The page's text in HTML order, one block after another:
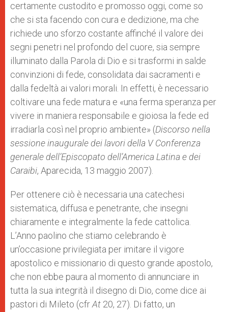
certamente custodito e promosso oggi, come so
che si sta facendo con cura e dedizione, ma che
richiede uno sforzo costante affinché il valore dei
segni penetri nel profondo del cuore, sia sempre
illuminato dalla Parola di Dio e si trasformi in salde
convinzioni di fede, consolidata dai sacramenti e
dalla fedeltà ai valori morali. In effetti, è necessario
coltivare una fede matura e «una ferma speranza per
vivere in maniera responsabile e gioiosa la fede ed
irradiarla così nel proprio ambiente» (Discorso nella
sessione inaugurale dei lavori della V Conferenza
generale dell’Episcopato dell’America Latina e dei
Caraibi, Aparecida, 13 maggio 2007).
Per ottenere ciò è necessaria una catechesi
sistematica, diffusa e penetrante, che insegni
chiaramente e integralmente la fede cattolica.
L’Anno paolino che stiamo celebrando è
un’occasione privilegiata per imitare il vigore
apostolico e missionario di questo grande apostolo,
che non ebbe paura al momento di annunciare in
tutta la sua integrità il disegno di Dio, come dice ai
pastori di Mileto (cfrAt 20, 27). Di fatto, un